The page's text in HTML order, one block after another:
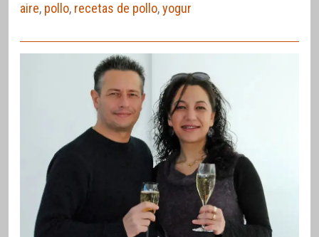
aire, pollo, recetas de pollo,yogur